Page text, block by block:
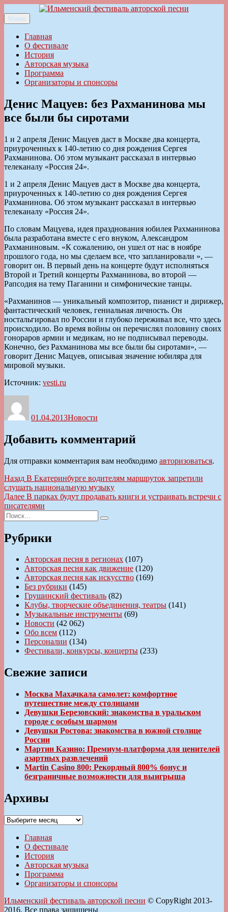
к
содержимому
Ильменский фестиваль авторской песни
Меню
Главная
О фестивале
История
Авторская музыка
Программа
Организаторы и спонсоры
Денис Мацуев: без Рахманинова мы
все были бы сиротами
1 и 2 апреля Денис Мацуев даст в Москве два концерта,
приуроченных к 140-летию со дня рождения Сергея
Рахманинова. Об этом музыкант рассказал в интервью
телеканалу «Россия 24».
1 и 2 апреля Денис Мацуев даст в Москве два концерта,
приуроченных к 140-летию со дня рождения Сергея
Рахманинова. Об этом музыкант рассказал в интервью
телеканалу «Россия 24».
По словам Мацуева, идея празднования юбилея Рахманинова
была разработана вместе с его внуком, Александром
Рахманиновым. «К сожалению, он ушел от нас в ноябре
прошлого года, но мы сделаем все, что запланировали », —
говорит он. В первый день на концерте будут исполняться
Второй и Третий концерты Рахманинова, во второй —
Рапсодия на тему Паганини и симфонические танцы.
«Рахманинов — уникальный композитор, пианист и дирижер,
фантастический человек, гениальная личность. Он
ностальгировал по России и глубоко переживал все, что здесь
происходило. Во время войны он перечислял половину своих
гонораров армии и медикам, но не подписывал переводы.
Конечно, без Рахманинова мы все были бы сиротами», —
говорит Денис Мацуев, описывая значение юбиляра для
мировой музыки.
Источник: vesti.ru
01.04.2013Новости
Добавить комментарий
Для отправки комментария вам необходимо авторизоваться.
Навигация
по
записям
Назад Предыдущая
запись:
В Екатеринбурге водителям маршруток запретили
слушать национальную музыку
Далее Следующая
запись:
В парках будут продавать книги и устраивать встречи с
писателями
Искать:
Поиск
Рубрики
Авторская песня в регионах (107)
Авторская песня как движение (120)
Авторская песня как искусство (169)
Без рубрики (145)
Грушинский фестиваль (82)
Клубы, творческие объединения, театры (141)
Музыкальные инструменты (69)
Новости (42 062)
Обо всем (112)
Персоналии (134)
Фестивали, конкурсы, концерты (233)
Свежие записи
Москва Махачкала самолет: комфортное
путешествие между столицами
Девушки Березовский: знакомства в уральском
городе с особым шармом
Девушки Ростова: знакомства в южной столице
России
Мартин Казино: Премиум-платформа для ценителей
азартных развлечений
Martin Casino 800: Рекордный 800% бонус и
безграничные возможности для выигрыша
Архивы
Архивы
Главная
О фестивале
История
Авторская музыка
Программа
Организаторы и спонсоры
Ильменский фестиваль авторской песни © CopyRight 2013-
2016. Все права защищены